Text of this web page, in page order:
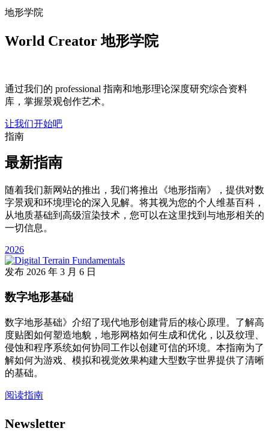
地形学院
World Creator 地形学院
通过我们的 professional 指南和地形理论深度研究综合资料
库，掌握景观创作艺术。
让我们开始吧
指南
最新指南
随着我们新网站的推出，我们将推出《地形指南》，提供对数
字景观和环境理论的深入见解。将其视为您的个人维基百科，
从地质基础到高级渲染技术，您可以在这里找到与地形相关的
一切信息。
2026
发布 2026 年 3 月 6 日
数字地形基础
数字地形基础》介绍了现代地形创建背后的核心原理。了解高
度贴图如何塑造地貌，地形网格如何生成和优化，以及纹理、
侵蚀和程序系统如何协同工作以创建可信的环境。本指南为了
解如何为游戏、模拟和视觉效果构建大型数字世界提供了清晰
的基础。
阅读指南
Newsletter